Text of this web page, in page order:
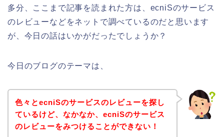
多分、ここまで記事を読まれた方は、ecniSのサービス
のレビューなどをネットで調べているのだと思います
が、今日の話はいかがだったでしょうか？
今日のブログのテーマは、
色々とecniSのサービスのレビューを探し
ているけど、なかなか、ecniSのサービス
のレビューをみつけることができない！